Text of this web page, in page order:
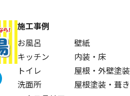
施工事例
お風呂
壁紙
キッチン
内装・床
トイレ
屋根・外壁塗装
洗面所
屋根塗装・葺